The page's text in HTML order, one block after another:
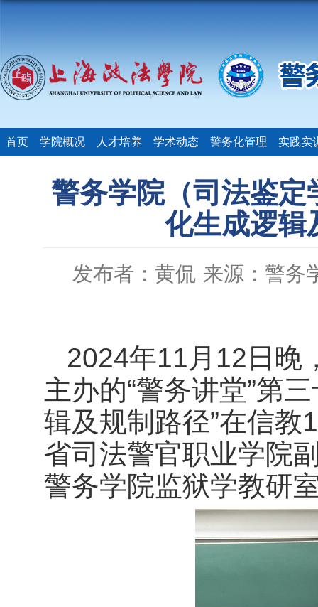
首页 学院概况 人才培养 学术动态 警务化管理 实践实
警务学院（司法鉴
化生成逻辑
发布者：黄侃 来源：警务
2024年11月12日晚
主办的“警务讲堂”第
辑及规制路径”在信
省司法警官职业学院
警务学院监狱学教研